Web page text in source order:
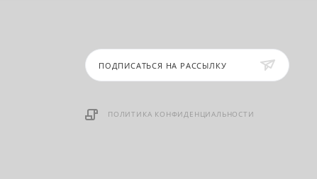
ПОДПИСАТЬСЯ НА РАССЫЛКУ
ПОЛИТИКА КОНФИДЕНЦИАЛЬНОСТИ